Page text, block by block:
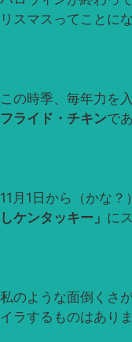
リスマスってことに
この時季、毎年力を
フライド・チキンで
11月1日から（かな？
しケンタッキー」 に
私のような面倒くさ
イラするものはあり